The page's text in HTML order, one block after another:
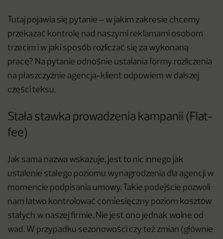
Tutaj pojawia się pytanie – w jakim zakresie chcemy
przekazać kontrolę nad naszymi reklamami osobom
trzecim i w jaki sposób rozliczać się za wykonaną
pracę? Na pytanie odnośnie ustalania formy rozliczenia
na płaszczyźnie agencja-klient odpowiem w dalszej
części teksu.
Stała stawka prowadzenia kampanii (Flat-
fee)
Jak sama nazwa wskazuje, jest to nic innego jak
ustalenie stałego poziomu wynagrodzenia dla agencji w
momencie podpisania umowy. Takie podejście pozwoli
nam łatwo kontrolować comiesięczny poziom kosztów
stałych w naszej firmie. Nie jest ono jednak wolne od
wad. W przypadku sezonowości czy też zmian (głównie